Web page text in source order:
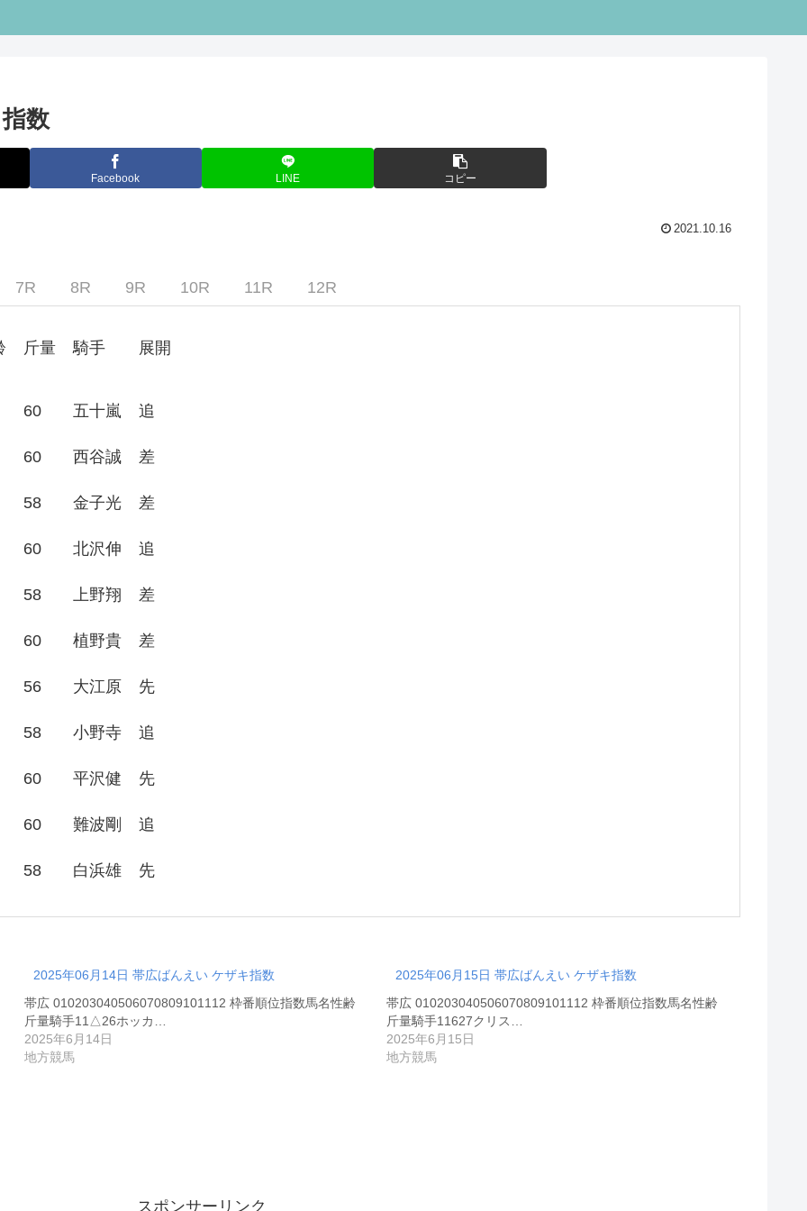
数
Facebook LINE コピー
2021.10.16
7R 8R 9R 10R 11R 12R
斤量 騎手 展開
60 五十嵐 追
60 西谷誠 差
58 金子光 差
60 北沢伸 追
58 上野翔 差
60 植野貴 差
56 大江原 先
58 小野寺 追
60 平沢健 先
60 難波剛 追
58 白浜雄 先
2025年06月14日 帯広ばんえい ケザキ指数
帯広 010203040506070809101112 枠番順位指数馬名性齢
斤量騎手11△26ホッカ…
2025年6月14日
地方競馬
2025年06月15日 帯広ばんえい ケザキ指数
帯広 010203040506070809101112 枠番順位指数馬名性齢
斤量騎手11627クリス…
2025年6月15日
地方競馬
スポンサーリンク